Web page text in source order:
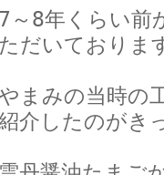
7～8年くらい前
ただいておりま
まみの当時の
介したのがき